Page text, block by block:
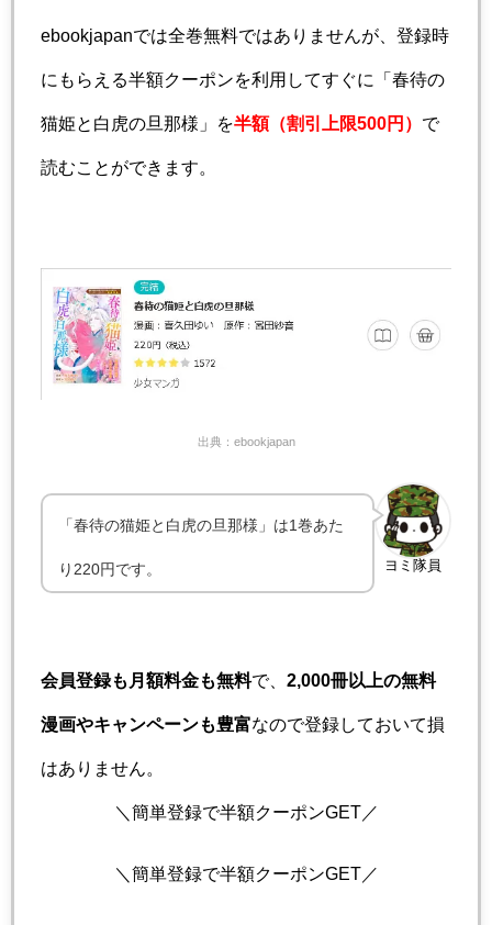
ebookjapanでは全巻無料ではありませんが、登録時
にもらえる半額クーポンを利用してすぐに「春待の
猫姫と白虎の旦那様」を半額（割引上限500円） で
読むことができます。
出典：ebookjapan
ヨミ隊員
「春待の猫姫と白虎の旦那様」は1巻あた
り220円です。
会員登録も月額料金も無料で、 2,000冊以上の無料
漫画やキャンペーンも豊富なので登録しておいて損
はありません。
＼簡単登録で半額クーポンGET／
＼簡単登録で半額クーポンGET／